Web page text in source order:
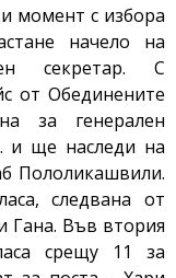
момент с избора
начело на
секретар. С
от Обединените
за генерален
и ще наследи на
Пололикашвили.
следвана от
Гана. Във втория
срещу 11 за